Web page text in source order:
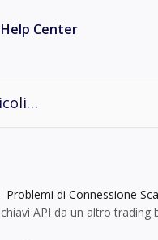
Problemi di Connessione
API da un altro trading